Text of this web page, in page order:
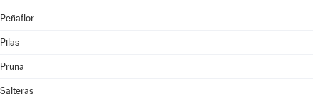
Peñaflor
Pilas
Pruna
Salteras